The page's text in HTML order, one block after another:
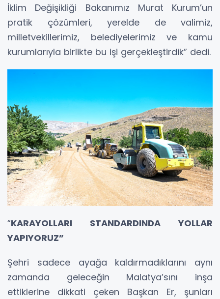
İklim Değişikliği Bakanımız Murat Kurum’un
pratik çözümleri, yerelde de valimiz,
milletvekillerimiz, belediyelerimiz ve kamu
kurumlarıyla birlikte bu işi gerçekleştirdik” dedi.
“KARAYOLLARI STANDARDINDA YOLLAR
YAPIYORUZ”
Şehri sadece ayağa kaldırmadıklarını aynı
zamanda geleceğin Malatya’sını inşa
ettiklerine dikkati çeken Başkan Er, şunları